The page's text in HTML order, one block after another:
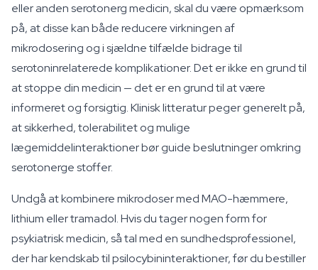
eller anden serotonerg medicin, skal du være opmærksom
på, at disse kan både reducere virkningen af
mikrodosering og i sjældne tilfælde bidrage til
serotoninrelaterede komplikationer. Det er ikke en grund til
at stoppe din medicin — det er en grund til at være
informeret og forsigtig. Klinisk litteratur peger generelt på,
at sikkerhed, tolerabilitet og mulige
lægemiddelinteraktioner bør guide beslutninger omkring
serotonerge stoffer.
Undgå at kombinere mikrodoser med MAO-hæmmere,
lithium eller tramadol. Hvis du tager nogen form for
psykiatrisk medicin, så tal med en sundhedsprofessionel,
der har kendskab til psilocybininteraktioner, før du bestiller